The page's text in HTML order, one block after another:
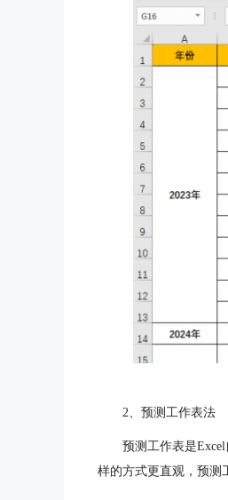
2、预测工作表法
预测工作表是
样的方式更直观，预测